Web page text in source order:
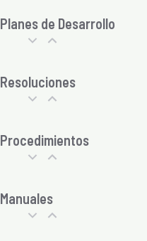
Planes de Desarrollo
Resoluciones
Procedimientos
Manuales